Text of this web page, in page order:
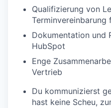
Qualifizierung von
Terminvereinbarung
Dokumentation und
HubSpot
Enge
Vertrieb
Du kommunizierst
hast keine Scheu,